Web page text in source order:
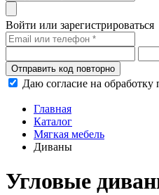
Войти или зарегистрироваться
Отправить код повторно
Даю согласие на
Главная
Каталог
Мягкая мебель
Диваны
Угловые